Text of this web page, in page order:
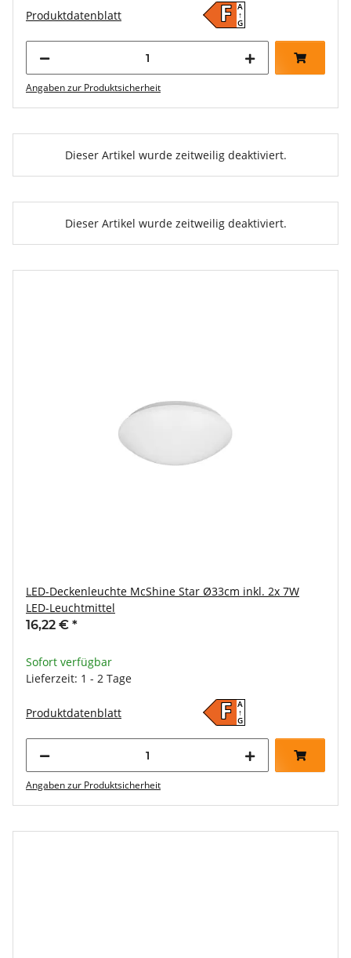
Produktdatenblatt F A
↑
G
Angaben zur Produktsicherheit
Dieser Artikel wurde zeitweilig deaktiviert.
Dieser Artikel wurde zeitweilig deaktiviert.
LED-Deckenleuchte McShine Star Ø33cm inkl. 2x 7W
LED-Leuchtmittel
16,22 € *
Sofort verfügbar
Lieferzeit: 1 - 2 Tage
Produktdatenblatt F A
↑
G
Angaben zur Produktsicherheit